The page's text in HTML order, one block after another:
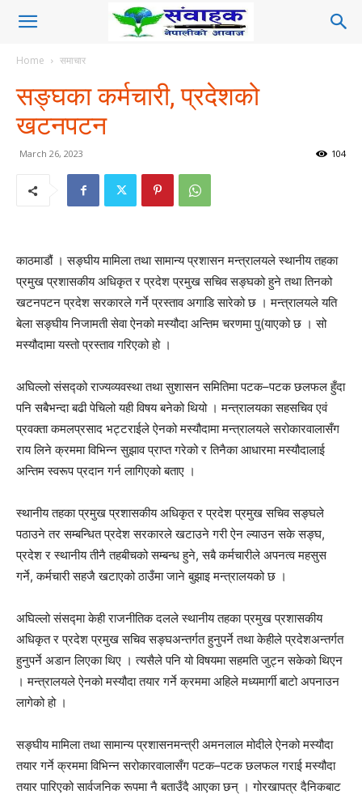
Home समाचार
सङ्घका कर्मचारी, प्रदेशको
खटनपटन
March 26, 2023 104
काठमाडौं । सङ्घीय मामिला तथा सामान्य प्रशासन मन्त्रालयले स्थानीय तहका
प्रमुख प्रशासकीय अधिकृत र प्रदेश प्रमुख सचिव सङ्घको हुने तथा तिनको
खटनपटन प्रदेश सरकारले गर्ने प्रस्ताव अगाडि सारेको छ । मन्त्रालयले यति
बेला सङ्घीय निजामती सेवा ऐनको मस्यौदा अन्तिम चरणमा पु(याएको छ । सो
मस्यौदामा यस्तो प्रस्ताव गरिएको हो ।
अघिल्लो संसद्को राज्यव्यवस्था तथा सुशासन समितिमा पटक–पटक छलफल हुँदा
पनि सबैभन्दा बढी पेचिलो यही विषय बनेको थियो । मन्त्रालयका सहसचिव एवं
प्रवक्ता कमलप्रसाद भट्टराईले ऐनको मस्यौदामा मन्त्रालयले सरोकारवालासँग
राय लिने क्रममा विभिन्न सुझाव प्राप्त गरेको र तिनैका आधारमा मस्यौदालाई
अन्तिम स्वरूप प्रदान गर्न लागिएको बताए ।
स्थानीय तहका प्रमुख प्रशासकीय अधिकृत र प्रदेश प्रमुख सचिव सङ्घले
पठाउने तर सम्बन्धित प्रदेश सरकारले खटाउने गरी ऐन ल्याउन सके सङ्घ,
प्रदेश र स्थानीय तीनै तहबीचको सम्बन्ध हुने, सबै कर्मचारीले अपनत्व महसुस
गर्ने, कर्मचारी सहजै खटाएको ठाउँमा जाने बुझाइ मन्त्रालयको छ ।
अघिल्लो संसद्मा केही राजनीतिक दलले स्थानीय तहका प्रमुख प्रशासकीय
अधिकृत र प्रदेश प्रमुख सचिव सङ्घअन्तर्गत हुनुपर्ने तथा केहीले प्रदेशअन्तर्गत
हुनुपर्ने अडान लिएका थिए । त्यसैले पनि यो विषयमा सहमति जुट्न सकेको थिएन
। मन्त्रालयले ऐनको मस्यौदा तयार गर्ने क्रममा अहिले मध्यमार्गी बाटो अपनाउन
लागेको हो ।
सङ्घीय मामिला तथा सामान्य प्रशासनमन्त्री अमनलाल मोदीले ऐनको मस्यौदा
तयार गर्ने क्रममा विभिन्न सरोकारवालासँग पटक–पटक छलफल गराई मस्यौदा
तयार पारिएको सार्वजनिक रूपमा नै बताउँदै आएका छन् । गोरखापत्र दैनिकबाट